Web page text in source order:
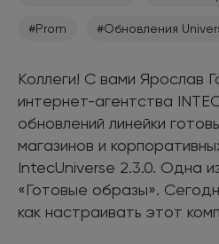
#Prom #Обновления
Коллеги! С вами Ярослав
интернет-агентства
обновлений линейки
магазинов и
IntecUniverse 2.3.0. Одна
«Готовые образы».
как настраивать этот